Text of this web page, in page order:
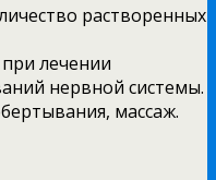
растворенных
лечении
нервной системы.
массаж.